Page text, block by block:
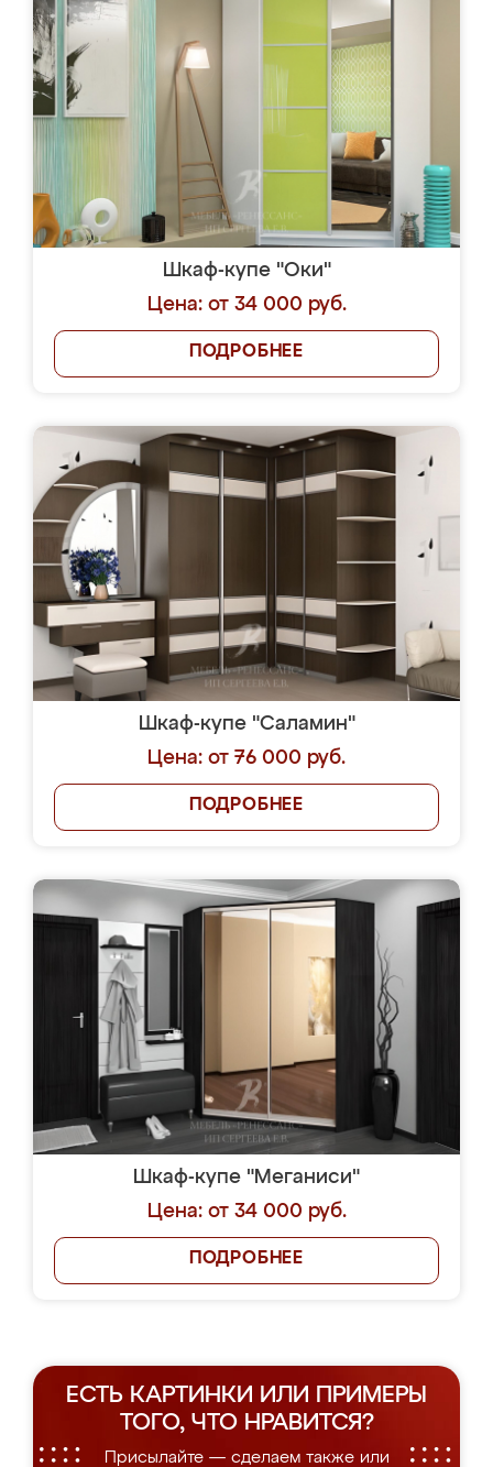
Шкаф-купе "Оки"
Цена: от 34 000 руб.
ПОДРОБНЕЕ
Шкаф-купе "Саламин"
Цена: от 76 000 руб.
ПОДРОБНЕЕ
Шкаф-купе "Меганиси"
Цена: от 34 000 руб.
ПОДРОБНЕЕ
ЕСТЬ КАРТИНКИ ИЛИ ПРИМЕРЫ
ТОГО, ЧТО НРАВИТСЯ?
Присылайте — сделаем также или